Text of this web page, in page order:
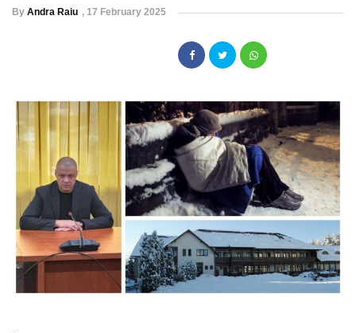
By Andra Raiu , 17 February 2025